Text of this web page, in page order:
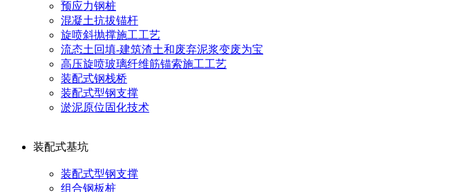
预应力钢桩
混凝土抗拔锚杆
旋喷斜抛撑施工工艺
流态土回填-建筑渣土和废弃泥浆变废为宝
高压旋喷玻璃纤维筋锚索施工工艺
装配式钢栈桥
装配式型钢支撑
淤泥原位固化技术
装配式基坑
装配式型钢支撑
组合钢板桩